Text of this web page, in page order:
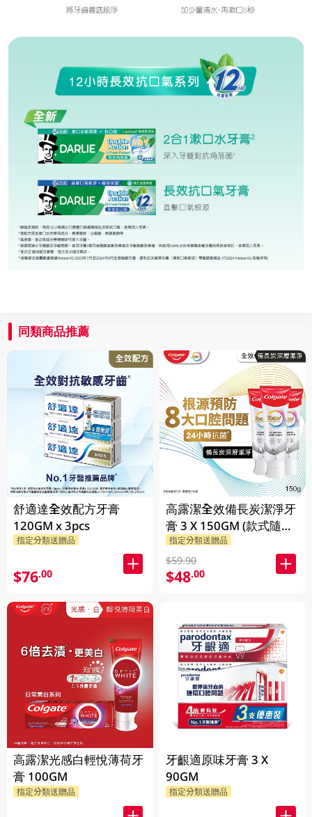
同類商品推薦
舒適達全效配方牙膏
120GM x 3pcs
指定分類送贈品
$76.00
高露潔光感白輕悅薄荷牙
膏 100GM
指定分類送贈品
高露潔全效備長炭潔淨牙
膏 3 X 150GM (款式隨機
發送)
指定分類送贈品
$59.90
$48.00
牙齦適原味牙膏 3 X
90GM
指定分類送贈品